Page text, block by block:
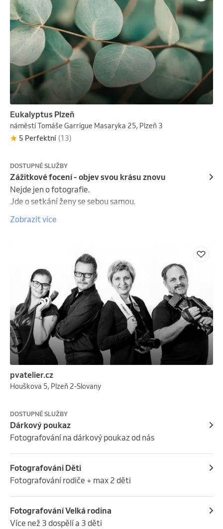
Eukalyptus Plzeň
náměstí Tomáše Garrigue Masaryka 25, Plzeň 3
5 Perfektní (13)
DOSTUPNÉ SLUŽBY
Zážitkové focení - objev svou krásu znovu
Nejde jen o fotografie.
Jde o setkání ženy se sebou samou.
Tvoříme zážitkové focení pro ženy, které chtějí
Pomáháme ženám zastavit se, nadechnout a spatřit
sebe očima plnýma jemnosti, síly a obdivu.
Neděláme proměny.
Nehledáme někoho, kým byste měla být.
Odhalujeme to, co ve vás už dávno je – vaši
přirozenou krásu, hloubku a jedinečný příběh.
Každé focení zahrnuje kompletní péči
styling od stylistky
úpravu vlasů
citlivé vedení fotografkou během celého focení
V bezpečném a podporujícím prostoru společně
tvoříme fotografie, které nejsou jen krásné – ale
nesou emoci, sílu a pravdu.
Vybrat si můžete ze 3 různých balíčků podle rozsahu
zážitku i výsledných fotografií.
Protože někdy stačí jediný moment,
Zobrazit více
pvatelier.cz
Houškova 5, Plzeň 2-Slovany
DOSTUPNÉ SLUŽBY
Dárkový poukaz
Fotografování na dárkový poukaz od nás
Fotografováni Děti
Fotografování rodiče + max 2 děti
Fotografování Velká rodina
Více než 3 dospělí a 3 děti